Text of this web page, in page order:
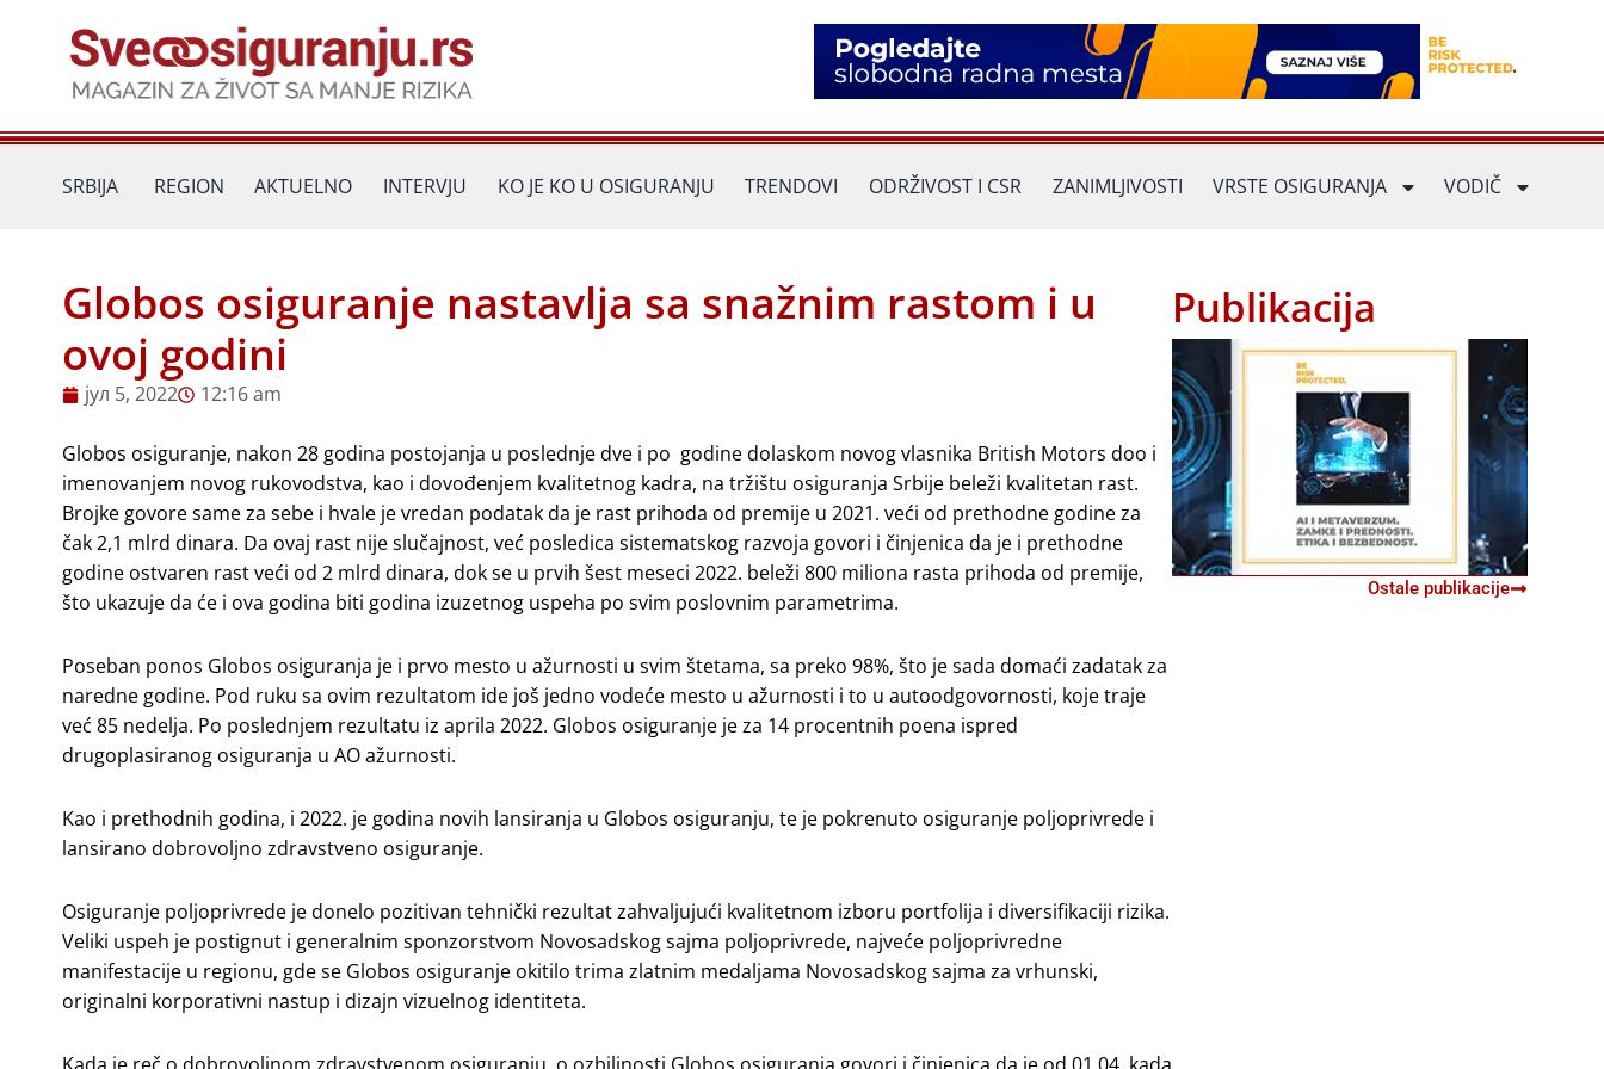
SRBIJA REGION AKTUELNO INTERVJU KO JE KO U OSIGURANJU TRENDOVI ODRŽIVOST I CSR ZANIMLJIVOSTI VRSTE OSIGURANJA VODIČ
Globos osiguranje nastavlja sa snažnim rastom i u
ovoj godini
јул 5, 2022 12:16 am
Globos osiguranje, nakon 28 godina postojanja u poslednje dve i po godine dolaskom novog vlasnika British Motors doo i
imenovanjem novog rukovodstva, kao i dovođenjem kvalitetnog kadra, na tržištu osiguranja Srbije beleži kvalitetan rast.
Brojke govore same za sebe i hvale je vredan podatak da je rast prihoda od premije u 2021. veći od prethodne godine za
čak 2,1 mlrd dinara. Da ovaj rast nije slučajnost, već posledica sistematskog razvoja govori i činjenica da je i prethodne
godine ostvaren rast veći od 2 mlrd dinara, dok se u prvih šest meseci 2022. beleži 800 miliona rasta prihoda od premije,
što ukazuje da će i ova godina biti godina izuzetnog uspeha po svim poslovnim parametrima.
Poseban ponos Globos osiguranja je i prvo mesto u ažurnosti u svim štetama, sa preko 98%, što je sada domaći zadatak za
naredne godine. Pod ruku sa ovim rezultatom ide još jedno vodeće mesto u ažurnosti i to u autoodgovornosti, koje traje
već 85 nedelja. Po poslednjem rezultatu iz aprila 2022. Globos osiguranje je za 14 procentnih poena ispred
drugoplasiranog osiguranja u AO ažurnosti.
Kao i prethodnih godina, i 2022. je godina novih lansiranja u Globos osiguranju, te je pokrenuto osiguranje poljoprivrede i
lansirano dobrovoljno zdravstveno osiguranje.
Osiguranje poljoprivrede je donelo pozitivan tehnički rezultat zahvaljujući kvalitetnom izboru portfolija i diversifikaciji rizika.
Veliki uspeh je postignut i generalnim sponzorstvom Novosadskog sajma poljoprivrede, najveće poljoprivredne
manifestacije u regionu, gde se Globos osiguranje okitilo trima zlatnim medaljama Novosadskog sajma za vrhunski,
originalni korporativni nastup i dizajn vizuelnog identiteta.
Publikacija
Ostale publikacije